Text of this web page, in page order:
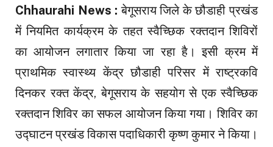
Chhaurahi News :बेगूसराय जिले के छौडाही प्रखंड
में नियमित कार्यक्रम के तहत स्वैच्छिक रक्तदान शिविरों
का आयोजन लगातार किया जा रहा है। इसी क्रम में
प्राथमिक स्वास्थ्य केंद्र छौडाही परिसर में राष्ट्रकवि
दिनकर रक्त केंद्र, बेगूसराय के सहयोग से एक स्वैच्छिक
रक्तदान शिविर का सफल आयोजन किया गया। शिविर का
उद्घाटन प्रखंड विकास पदाधिकारी कृष्ण कुमार ने किया।